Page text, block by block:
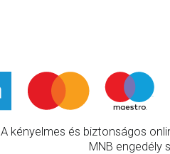
A kényelmes és biztonságos
MNB engedély